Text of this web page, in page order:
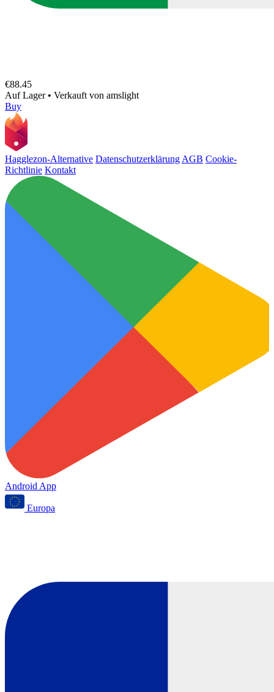
€88.45
Auf Lager • Verkauft von amslight
Buy
Hagglezon-Alternative Datenschutzerklärung AGB Cookie-
Richtlinie Kontakt
Android App
Europa